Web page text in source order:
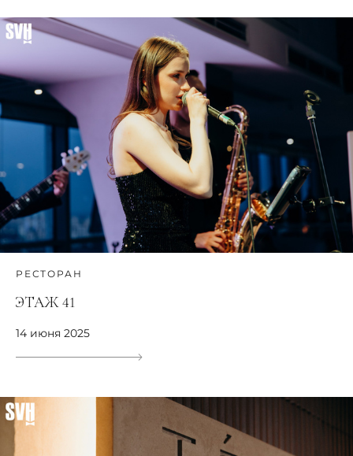
РЕСТОРАН
ЭТАЖ 41
14 июня 2025